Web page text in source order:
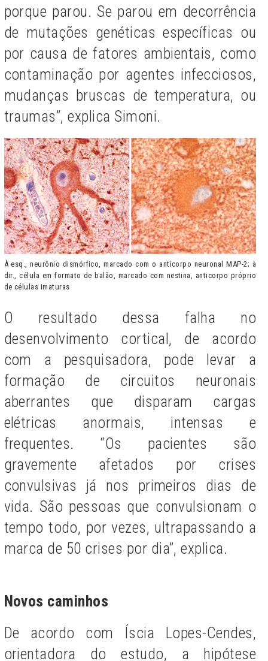
porque parou. Se parou em decorrência
de mutações genéticas específicas ou
por causa de fatores ambientais, como
contaminação por agentes infecciosos,
mudanças bruscas de temperatura, ou
traumas”, explica Simoni.
À esq., neurônio dismórfico, marcado com o anticorpo neuronal MAP-2; à
dir., célula em formato de balão, marcado com nestina, anticorpo próprio
de células imaturas
O resultado dessa falha no
desenvolvimento cortical, de acordo
com a pesquisadora, pode levar a
formação de circuitos neuronais
aberrantes que disparam cargas
elétricas anormais, intensas e
frequentes. “Os pacientes são
gravemente afetados por crises
convulsivas já nos primeiros dias de
vida. São pessoas que convulsionam o
tempo todo, por vezes, ultrapassando a
marca de 50 crises por dia”, explica.
Novos caminhos
De acordo com Íscia Lopes-Cendes,
orientadora do estudo, a hipótese